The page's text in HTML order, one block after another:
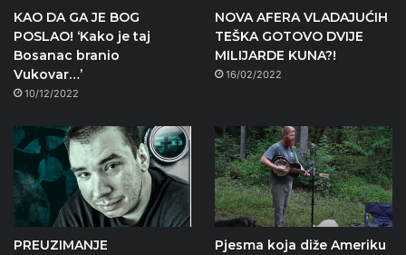
KAO DA GA JE BOG
POSLAO! ‘Kako je taj
Bosanac branio
Vukovar…’
10/12/2022
NOVA AFERA VLADAJUĆIH
TEŠKA GOTOVO DVIJE
MILIJARDE KUNA?!
16/02/2022
PREUZIMANJE
Pjesma koja diže Ameriku